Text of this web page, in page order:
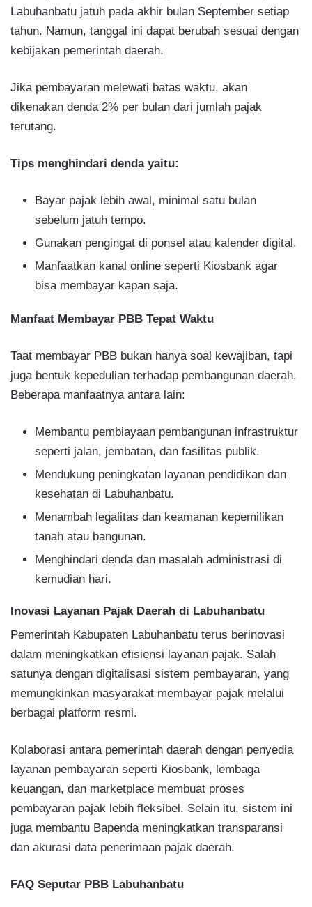
Labuhanbatu jatuh pada akhir bulan September setiap
tahun. Namun, tanggal ini dapat berubah sesuai dengan
kebijakan pemerintah daerah.
Jika pembayaran melewati batas waktu, akan
dikenakan denda 2% per bulan dari jumlah pajak
terutang.
Tips menghindari denda yaitu:
Bayar pajak lebih awal, minimal satu bulan
sebelum jatuh tempo.
Gunakan pengingat di ponsel atau kalender digital.
Manfaatkan kanal online seperti Kiosbank agar
bisa membayar kapan saja.
Manfaat Membayar PBB Tepat Waktu
Taat membayar PBB bukan hanya soal kewajiban, tapi
juga bentuk kepedulian terhadap pembangunan daerah.
Beberapa manfaatnya antara lain:
Membantu pembiayaan pembangunan infrastruktur
seperti jalan, jembatan, dan fasilitas publik.
Mendukung peningkatan layanan pendidikan dan
kesehatan di Labuhanbatu.
Menambah legalitas dan keamanan kepemilikan
tanah atau bangunan.
Menghindari denda dan masalah administrasi di
kemudian hari.
Inovasi Layanan Pajak Daerah di Labuhanbatu
Pemerintah Kabupaten Labuhanbatu terus berinovasi
dalam meningkatkan efisiensi layanan pajak. Salah
satunya dengan digitalisasi sistem pembayaran, yang
memungkinkan masyarakat membayar pajak melalui
berbagai platform resmi.
Kolaborasi antara pemerintah daerah dengan penyedia
layanan pembayaran seperti Kiosbank, lembaga
keuangan, dan marketplace membuat proses
pembayaran pajak lebih fleksibel. Selain itu, sistem ini
juga membantu Bapenda meningkatkan transparansi
dan akurasi data penerimaan pajak daerah.
FAQ Seputar PBB Labuhanbatu